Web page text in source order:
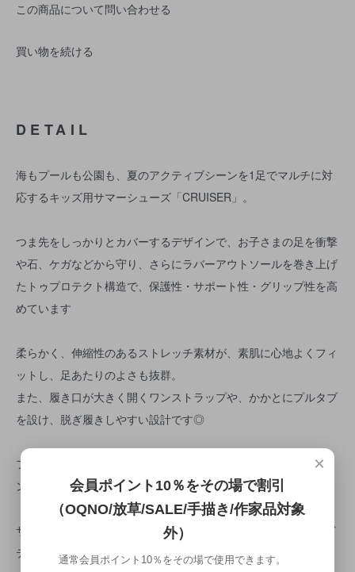
この商品について問い合わせる
買い物を続ける
DETAIL
海もプールも公園も、夏のアクティブシーンを1足でマルチに対
応するキッズ用サマーシューズ「CRUISER」。
つま先をしっかりとカバーするデザインで、お子さまの足を衝撃
や石、ケガなどから守り、さらにラバーアウトソールを巻き上げ
たトゥプロテクト構造で、保護性・サポート性・グリップ性を高
めています
柔らかく、伸縮性のあるストレッチ素材が、素肌に心地よくフィ
ットし、足あたりのよさも抜群。
また、履き口が大きく開くワンストラップや、かかとにプルタブ
を設け、脱ぎ履きしやすい設計です◎
フライングNBロゴが印象的。元気なキッズにぴったりのデザイ
ン。
サマーレジャーから、普段のお出かけ、外遊びなど、オールマイ
ティに活躍。
×
会員ポイント10％をその場で割引
（OQNO/放草/SALE/手描き/作家品対象
外）
通常会員ポイント10％をその場で使用できます。